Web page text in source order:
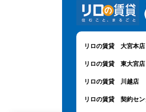
リロの賃貸 大宮本店
リロの賃貸 東大宮店
リロの賃貸 川越店
リロの賃貸 契約セン